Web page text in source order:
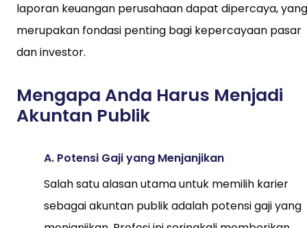
laporan keuangan perusahaan dapat dipercaya, yang
merupakan fondasi penting bagi kepercayaan pasar
dan investor.
Mengapa Anda Harus Menjadi
Akuntan Publik
A. Potensi Gaji yang Menjanjikan
Salah satu alasan utama untuk memilih karier
sebagai akuntan publik adalah potensi gaji yang